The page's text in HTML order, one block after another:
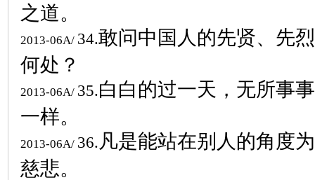
之道。
2013-06A/ 34.敢问中国人的先贤、先
何处？
2013-06A/ 35.白白的过一天，无所事
一样。
2013-06A/ 36. 凡是能站在别人的角度
慈悲。